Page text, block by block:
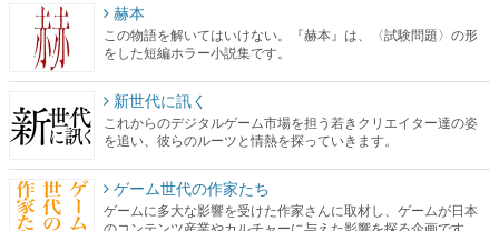
赫本
この物語を解いてはいけない。『赫本』は、〈試験問題〉の形
をした短編ホラー小説集です。
新世代に訊く
これからのデジタルゲーム市場を担う若きクリエイター達の姿
を追い、彼らのルーツと情熱を探っていきます。
ゲーム世代の作家たち
ゲームに多大な影響を受けた作家さんに取材し、ゲームが日本